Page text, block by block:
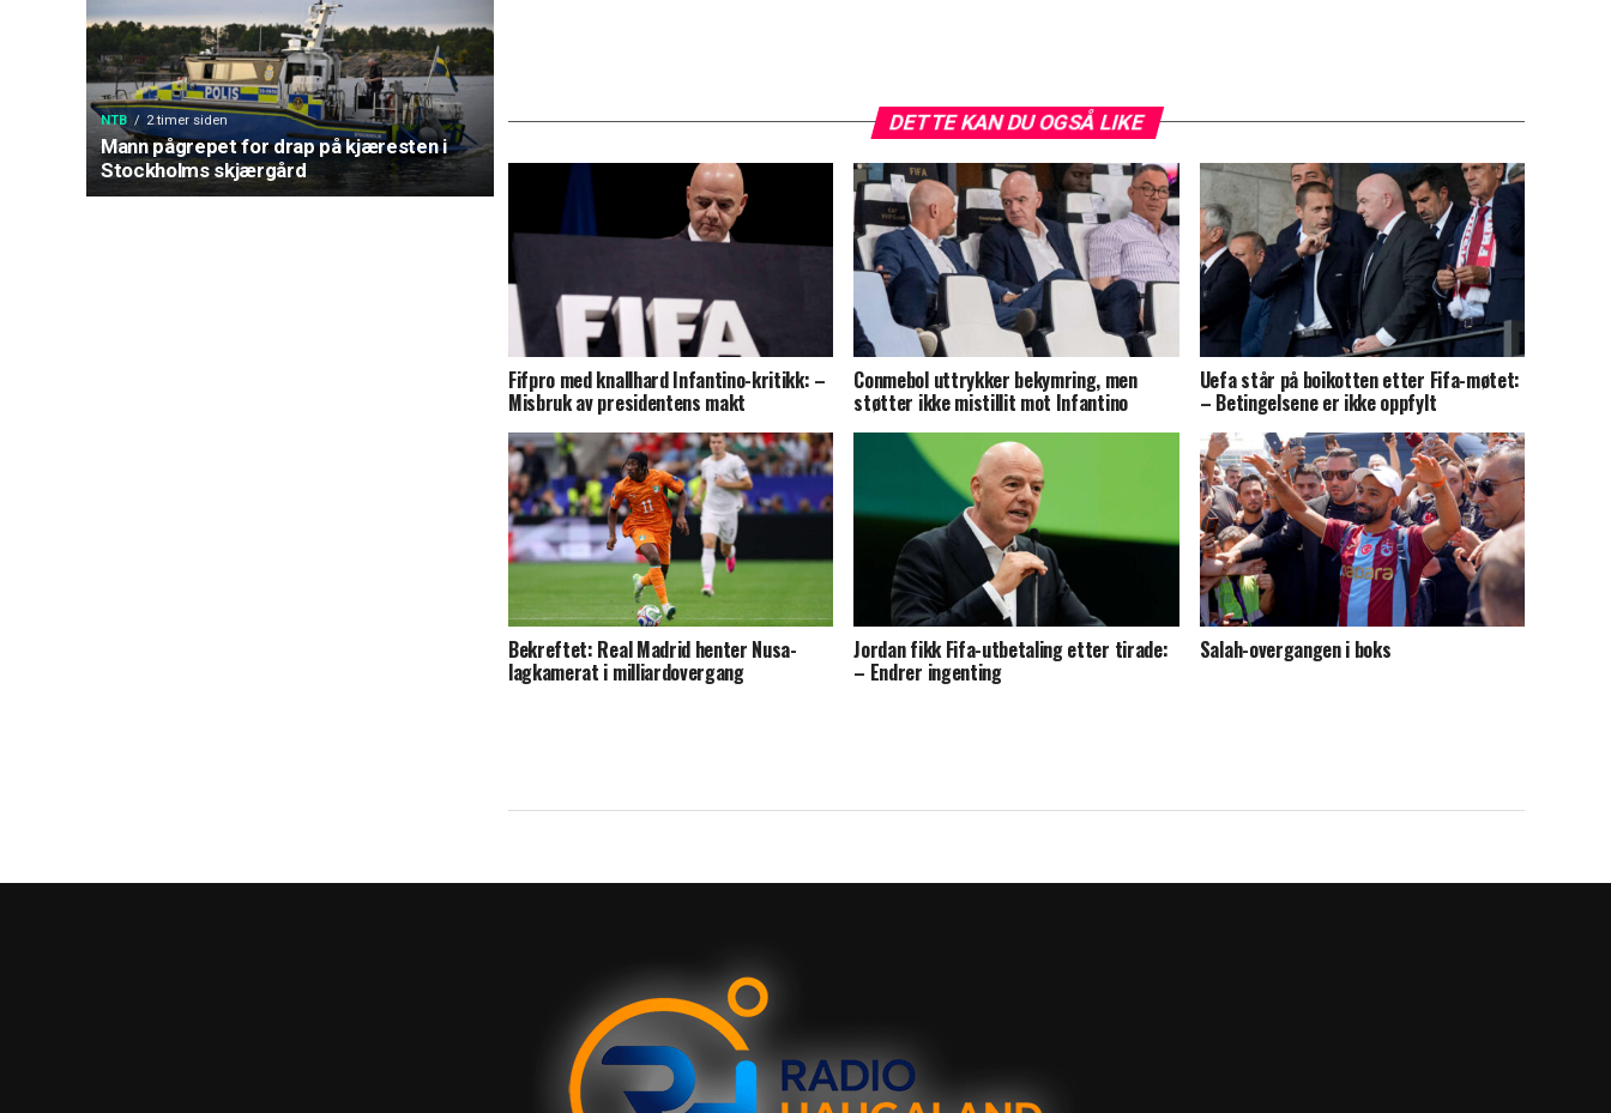
NTB 2 timer siden
Mann pågrepet for drap på kjæresten i
Stockholms skjærgård
DETTE KAN DU OGSÅ LIKE
Fifpro med knallhard Infantino-kritikk: –
Misbruk av presidentens makt
Conmebol uttrykker bekymring, men
støtter ikke mistillit mot Infantino
Uefa står på boikotten etter Fifa-møtet:
– Betingelsene er ikke oppfylt
Bekreftet: Real Madrid henter Nusa-
lagkamerat i milliardovergang
Jordan fikk Fifa-utbetaling etter tirade:
– Endrer ingenting
Salah-overgangen i boks